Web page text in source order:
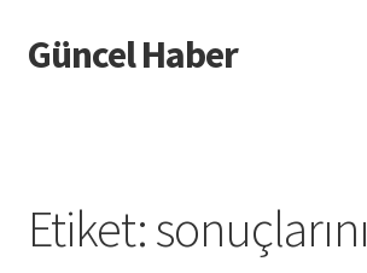
Dolaşıma
geç
İçeriğe
geç
Güncel Haber
Etiket:sonuçlarını